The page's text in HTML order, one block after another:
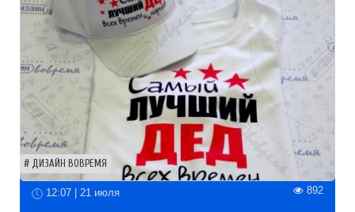
ДИЗАЙН ВОВРЕМЯ
12:07 | 21 июля 892